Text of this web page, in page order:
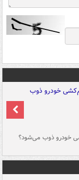
خودرو ذوب می‌شود؟